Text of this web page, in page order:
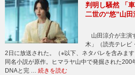
判明し騒然 「
二世の“悠”山田
山田涼介が主演
木」（読売テレビ
2日に放送された。（※以下、ネタバレを含みま
同名小説が原作。ヒマラヤ山中で発掘された200
DNAと完 … 続きを読む